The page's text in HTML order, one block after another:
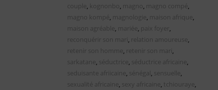
couple, kognonbo, magno, magno compé,
magno kompé, magnologie, maison afrique,
maison agréable, mariée, paix foyer,
reconquérir son mari , relation amoureuse,
retenir son homme, retenir son mari ,
sarkatane, séductrice, séductrice africaine,
seduisante afriicaine, sénégal , sensuelle,
sexualité africaine, sexy africaine, tchiouraye,